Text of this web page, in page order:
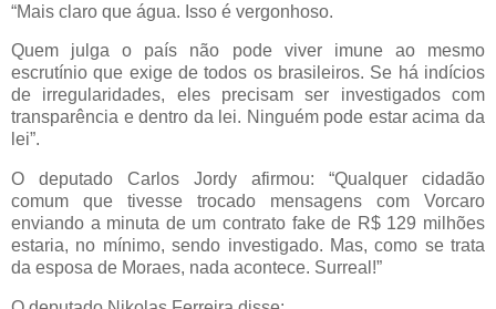
“Mais claro que água. Isso é vergonhoso.
Quem julga o país não pode viver imune ao mesmo
escrutínio que exige de todos os brasileiros. Se há indícios
de irregularidades, eles precisam ser investigados com
transparência e dentro da lei. Ninguém pode estar acima da
lei”.
O deputado Carlos Jordy afirmou: “Qualquer cidadão
comum que tivesse trocado mensagens com Vorcaro
enviando a minuta de um contrato fake de R$ 129 milhões
estaria, no mínimo, sendo investigado. Mas, como se trata
da esposa de Moraes, nada acontece. Surreal!”